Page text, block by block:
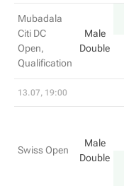
Mubadala
Citi DC
Open,
Qualification
Male
Double
13.07, 19:00
Swiss Open
Male
Double